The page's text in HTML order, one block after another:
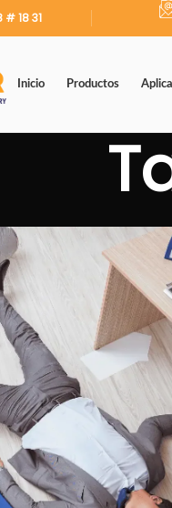
# 18 31
Inicio Productos